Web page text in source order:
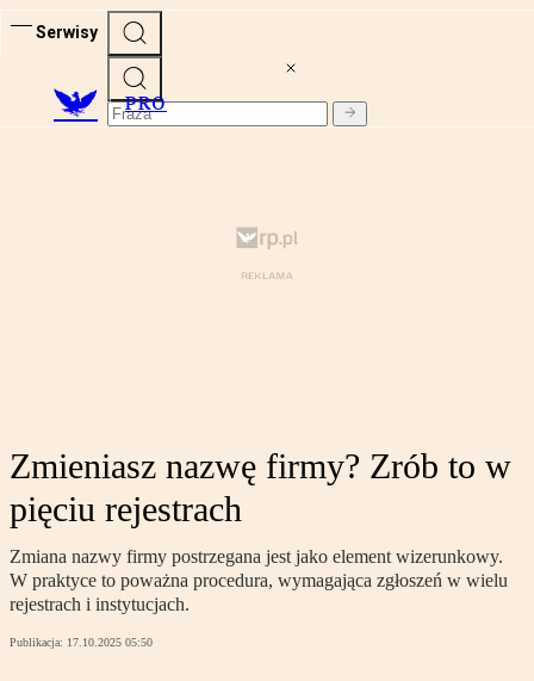
Serwisy
PRO
Zmieniasz nazwę firmy? Zrób to w
pięciu rejestrach
Zmiana nazwy firmy postrzegana jest jako element wizerunkowy.
W praktyce to poważna procedura, wymagająca zgłoszeń w wielu
rejestrach i instytucjach.
Publikacja: 17.10.2025 05:50